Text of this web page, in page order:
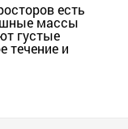
есть
массы
густые
течение и